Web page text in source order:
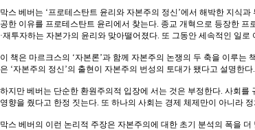
막스 베버는 ‘프로테스탄트 윤리와 자본주의 정신’에서 해박한 지식
공한 이유를 프로테스탄트 윤리에서 찾는다. 종교 개혁으로 등장한
·재투자하는 자본가의 윤리와 맞아떨어졌다. 또 그동안 세속적인 일
이 책은 마르크스의 ‘자본론’과 함께 자본주의 논쟁의 두 축을 이루
은 ‘자본주의 정신’의 출현이 자본주의 번성의 토대가 됐다고 설명한다.
하지만 베버는 단순한 환원주의적 입장에 서는 것은 부정한다. 사회
영향을 줬다고 한정 짓는다. 또 하나의 사회는 경제 체제만이 아니라
막스 베버의 이런 논리적 주장은 자본주의에 대한 초기 분석의 폭을